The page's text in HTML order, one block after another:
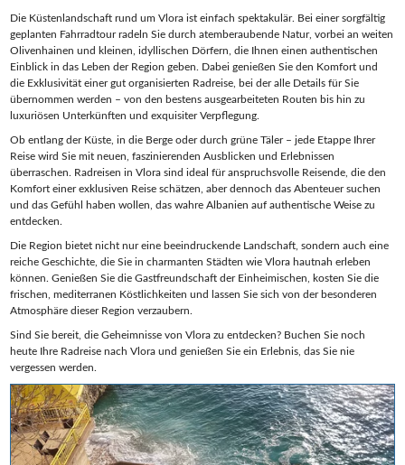
Die Küstenlandschaft rund um Vlora ist einfach spektakulär. Bei einer sorgfältig
geplanten Fahrradtour radeln Sie durch atemberaubende Natur, vorbei an weiten
Olivenhainen und kleinen, idyllischen Dörfern, die Ihnen einen authentischen
Einblick in das Leben der Region geben. Dabei genießen Sie den Komfort und
die Exklusivität einer gut organisierten Radreise, bei der alle Details für Sie
übernommen werden – von den bestens ausgearbeiteten Routen bis hin zu
luxuriösen Unterkünften und exquisiter Verpflegung.
Ob entlang der Küste, in die Berge oder durch grüne Täler – jede Etappe Ihrer
Reise wird Sie mit neuen, faszinierenden Ausblicken und Erlebnissen
überraschen. Radreisen in Vlora sind ideal für anspruchsvolle Reisende, die den
Komfort einer exklusiven Reise schätzen, aber dennoch das Abenteuer suchen
und das Gefühl haben wollen, das wahre Albanien auf authentische Weise zu
entdecken.
Die Region bietet nicht nur eine beeindruckende Landschaft, sondern auch eine
reiche Geschichte, die Sie in charmanten Städten wie Vlora hautnah erleben
können. Genießen Sie die Gastfreundschaft der Einheimischen, kosten Sie die
frischen, mediterranen Köstlichkeiten und lassen Sie sich von der besonderen
Atmosphäre dieser Region verzaubern.
Sind Sie bereit, die Geheimnisse von Vlora zu entdecken? Buchen Sie noch
heute Ihre Radreise nach Vlora und genießen Sie ein Erlebnis, das Sie nie
vergessen werden.